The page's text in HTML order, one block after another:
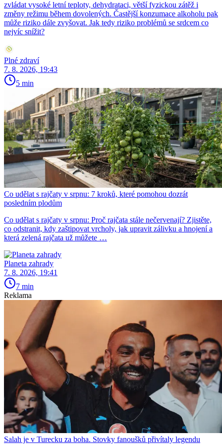
zvládat vysoké letní teploty, dehydrataci, větší fyzickou zátěž i
změny režimu během dovolených. Častější konzumace alkoholu pak
může riziko dále zvyšovat. Jak tedy riziko problémů se srdcem co
nejvíc snížit?
Plné zdraví
7. 8. 2026, 19:43
5 min
Co udělat s rajčaty v srpnu: 7 kroků, které pomohou dozrát
posledním plodům
Co udělat s rajčaty v srpnu: Proč rajčata stále nečervenají? Zjistěte,
co odstranit, kdy zaštipovat vrcholy, jak upravit zálivku a hnojení a
která zelená rajčata už můžete …
Planeta zahrady
7. 8. 2026, 19:41
7 min
Reklama
Salah je v Turecku za boha. Stovky fanoušků přivítaly legendu